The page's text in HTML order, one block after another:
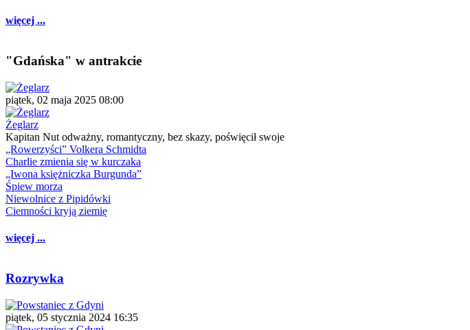
więcej ...
"Gdańska" w antrakcie
piątek, 02 maja 2025 08:00
Żeglarz
Kapitan Nut odważny, romantyczny, bez skazy, poświęcił swoje
„Rowerzyści” Volkera Schmidta
Charlie zmienia się w kurczaka
„Iwona księżniczka Burgunda”
Śpiew morza
Niewolnice z Pipidówki
Ciemności kryją ziemię
więcej ...
Rozrywka
piątek, 05 stycznia 2024 16:35